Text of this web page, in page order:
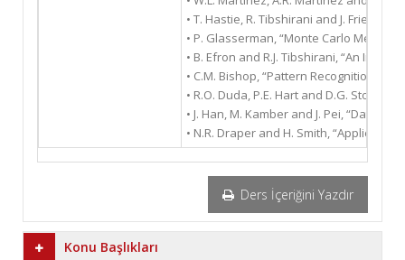
• T. Hastie, R. Tibshirani and J.
• P. Glasserman, “Monte Carlo
• B. Efron and R.J. Tibshirani, “An
• C.M. Bishop, “Pattern Recognition
• R.O. Duda, P.E. Hart and D.G. Stork,
• J. Han, M. Kamber and J. Pei, “Data
• N.R. Draper and H. Smith, “Applied
Ders İçeriğini Yazdır
Konu Başlıkları